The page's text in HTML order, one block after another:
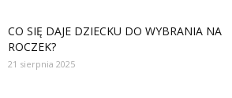
CO SIĘ DAJE DZIECKU DO WYBRANIA NA
ROCZEK?
21 sierpnia 2025